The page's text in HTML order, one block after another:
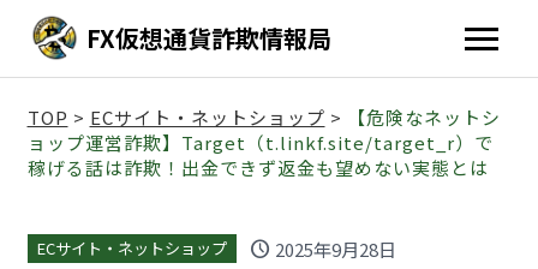
FX仮想通貨詐欺情報局
TOP > ECサイト・ネットショップ >
【危険なネットシ
ョップ運営詐欺】Target（t.linkf.site/target_r）で
稼げる話は詐欺！出金できず返金も望めない実態とは
ECサイト・ネットショップ schedule 2025年9月28日